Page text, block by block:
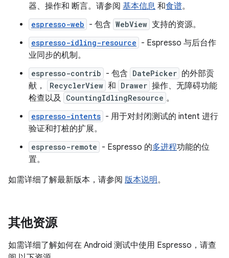
器、操作和 断言。请参阅 基本信息 和食谱。
espresso-web - 包含 WebView 支持的资源。
espresso-idling-resource - Espresso 与后台作
业同步的机制。
espresso-contrib - 包含 DatePicker 的外部贡
献，
RecyclerView 和 Drawer 操作、无障碍功能
检查以及 CountingIdlingResource 。
espresso-intents - 用于对封闭测试的 intent 进行
验证和打桩的扩展。
espresso-remote - Espresso 的多进程功能的位
置。
如需详细了解最新版本，请参阅 版本说明。
其他资源
如需详细了解如何在 Android 测试中使用 Espresso，请查